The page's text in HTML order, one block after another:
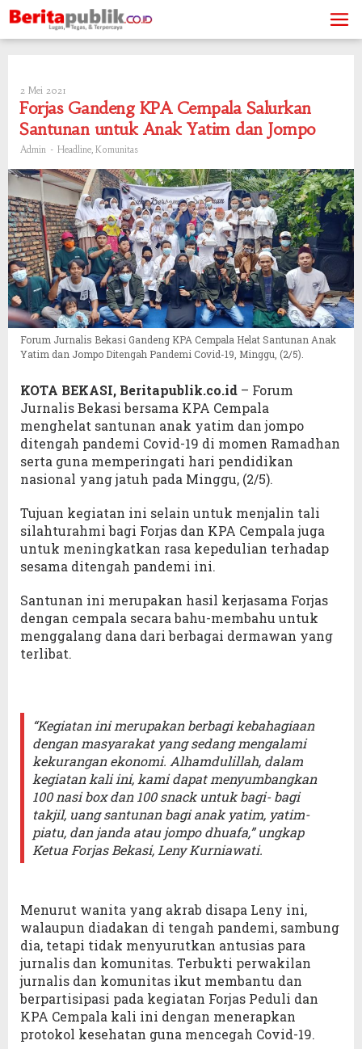
Skip
to
content
2 Mei 2021
Admin
Forjas Gandeng KPA Cempala Salurkan
Santunan untuk Anak Yatim dan Jompo
Admin - Headline, Komunitas
Forum Jurnalis Bekasi Gandeng KPA Cempala Helat Santunan Anak
Yatim dan Jompo Ditengah Pandemi Covid-19, Minggu, (2/5).
KOTA BEKASI, Beritapublik.co.id – Forum
Jurnalis Bekasi bersama KPA Cempala
menghelat santunan anak yatim dan jompo
ditengah pandemi Covid-19 di momen Ramadhan
serta guna memperingati hari pendidikan
nasional yang jatuh pada Minggu, (2/5).
Tujuan kegiatan ini selain untuk menjalin tali
silahturahmi bagi Forjas dan KPA Cempala juga
untuk meningkatkan rasa kepedulian terhadap
sesama ditengah pandemi ini.
Santunan ini merupakan hasil kerjasama Forjas
dengan cempala secara bahu-membahu untuk
menggalang dana dari berbagai dermawan yang
terlibat.
“Kegiatan ini merupakan berbagi kebahagiaan
dengan masyarakat yang sedang mengalami
kekurangan ekonomi. Alhamdulillah, dalam
kegiatan kali ini, kami dapat menyumbangkan
100 nasi box dan 100 snack untuk bagi- bagi
takjil, uang santunan bagi anak yatim, yatim-
piatu, dan janda atau jompo dhuafa,” ungkap
Ketua Forjas Bekasi, Leny Kurniawati.
Menurut wanita yang akrab disapa Leny ini,
walaupun diadakan di tengah pandemi, sambung
dia, tetapi tidak menyurutkan antusias para
jurnalis dan komunitas. Terbukti perwakilan
jurnalis dan komunitas ikut membantu dan
berpartisipasi pada kegiatan Forjas Peduli dan
KPA Cempala kali ini dengan menerapkan
protokol kesehatan guna mencegah Covid-19.